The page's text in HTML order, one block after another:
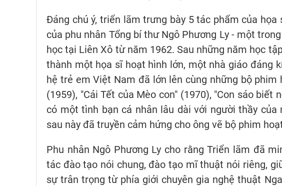
Đáng chú ý, triển lãm trưng bày 5 tác phẩm của họa
của phu nhân Tổng bí thư Ngô Phương Ly - một
học tại Liên Xô từ năm 1962. Sau những năm học
thành một họa sĩ hoạt hình lớn, một nhà giáo đáng
hệ trẻ em Việt Nam đã lớn lên cùng những bộ phim
(1959), "Cái Tết của Mèo con" (1970), "Con sáo biết
có một tình bạn cá nhân lâu dài với người thầy của
sau này đã truyền cảm hứng cho ông vẽ bộ phim
Phu nhân Ngô Phương Ly cho rằng Triển lãm đã
tác đào tạo nói chung, đào tạo mĩ thuật nói riêng,
sự trân trọng từ phía giới chuyên gia nghệ thuật